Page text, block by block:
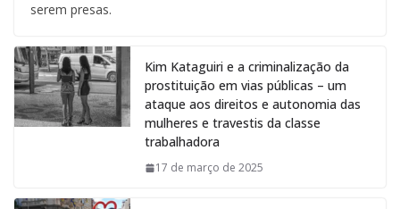
serem presas.
Kim Kataguiri e a criminalização da
prostituição em vias públicas – um
ataque aos direitos e autonomia das
mulheres e travestis da classe
trabalhadora
17 de março de 2025